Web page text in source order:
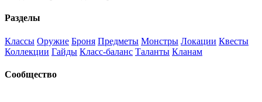
Разделы
Классы Оружие Броня Предметы Монстры Локации Квесты
Коллекции Гайды Класс-баланс Таланты Кланам
Сообщество